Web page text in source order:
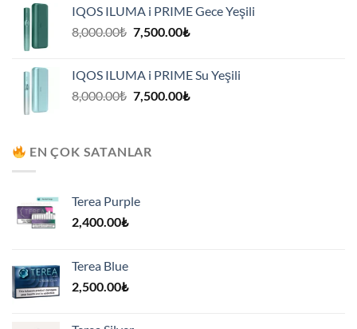
7,500.00₺.
IQOS ILUMA i PRIME Gece Yeşili
8,000.00₺ Orijinal
7,500.00₺Şu
7,500.00₺.
IQOS ILUMA i PRIME Su Yeşili
8,000.00₺ Orijinal
7,500.00₺Şu
EN ÇOK SATANLAR
Terea Purple
2,400.00₺
Terea Blue
2,500.00₺